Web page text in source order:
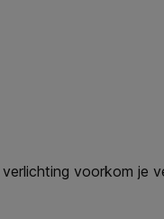
voorkom je